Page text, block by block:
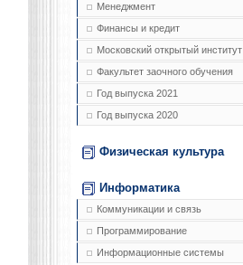
Менеджмент
Финансы и кредит
Московский открытый институт
Факультет заочного обучения
Год выпуска 2021
Год выпуска 2020
Физическая культура
Информатика
Коммуникации и связь
Программирование
Информационные системы